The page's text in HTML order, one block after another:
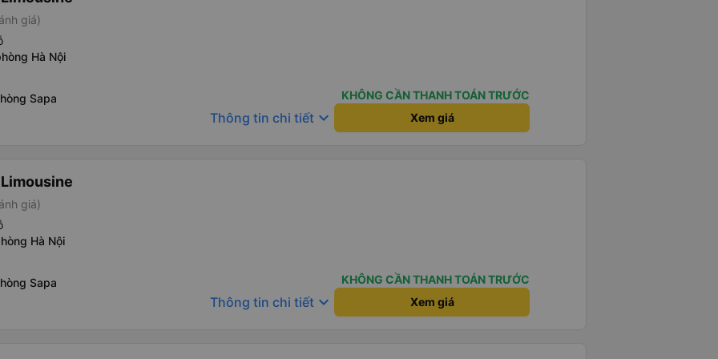
giá)
Hà Nội
Sapa
KHÔNG CẦN THANH TOÁN TRƯỚC
Thông tin chi tiết keyboard_arrow_down Xem giá
giá)
Hà Nội
Sapa
KHÔNG CẦN THANH TOÁN TRƯỚC
Thông tin chi tiết keyboard_arrow_down Xem giá